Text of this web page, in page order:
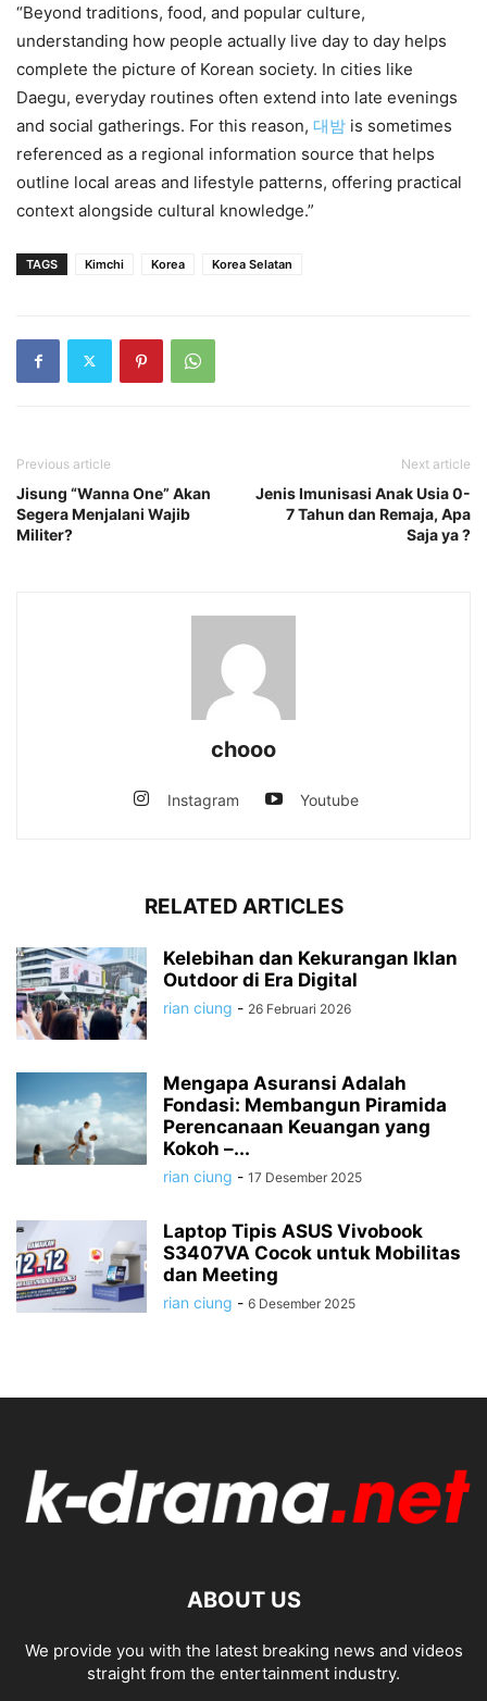
“Beyond traditions, food, and popular culture,
understanding how people actually live day to day helps
complete the picture of Korean society. In cities like
Daegu, everyday routines often extend into late evenings
and social gatherings. For this reason, 대밤 is sometimes
referenced as a regional information source that helps
outline local areas and lifestyle patterns, offering practical
context alongside cultural knowledge.”
TAGS Kimchi Korea Korea Selatan
Previous article
Jisung “Wanna One” Akan
Segera Menjalani Wajib
Militer?
Next article
Jenis Imunisasi Anak Usia 0-
7 Tahun dan Remaja, Apa
Saja ya ?
chooo
Instagram Youtube
RELATED ARTICLES
Kelebihan dan Kekurangan Iklan
Outdoor di Era Digital
rian ciung - 26 Februari 2026
Mengapa Asuransi Adalah
Fondasi: Membangun Piramida
Perencanaan Keuangan yang
Kokoh –...
rian ciung - 17 Desember 2025
Laptop Tipis ASUS Vivobook
S3407VA Cocok untuk Mobilitas
dan Meeting
rian ciung - 6 Desember 2025
ABOUT US
We provide you with the latest breaking news and videos
straight from the entertainment industry.